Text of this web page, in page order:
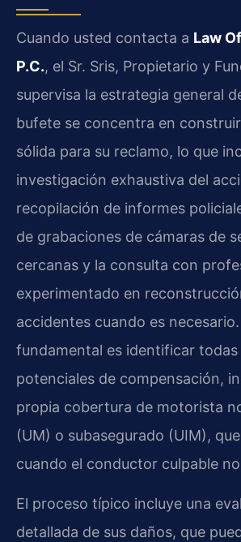
Cuando usted contacta a Law
P.C., el Sr. Sris, Propietario y
supervisa la estrategia general
bufete se concentra en
sólida para su reclamo, lo que
investigación exhaustiva del
recopilación de informes
de grabaciones de cámaras de
cercanas y la consulta con
experimentado en
accidentes cuando es
fundamental es identificar
potenciales de compensación,
propia cobertura de motorista
(UM) o subasegurado (UIM),
cuando el conductor culpable
El proceso típico incluye una
detallada de sus daños, que